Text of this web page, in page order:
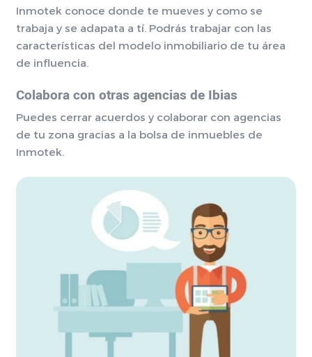
Inmotek conoce donde te mueves y como se
trabaja y se adapata a tí. Podrás trabajar con las
características del modelo inmobiliario de tu área
de influencia.
Colabora con otras agencias de Ibias
Puedes cerrar acuerdos y colaborar con agencias
de tu zona gracias a la bolsa de inmuebles de
Inmotek.